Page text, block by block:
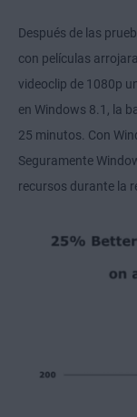
Después de las
con películas
videoclip de 1080p
en Windows 8.1, la
25 minutos. Con
Seguramente
recursos durante la